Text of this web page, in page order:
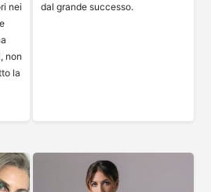
nei
non
la
dal grande successo.